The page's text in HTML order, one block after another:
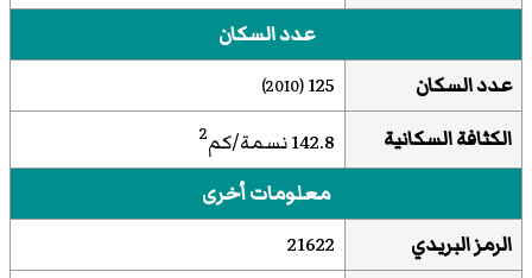
عدد السكان
عدد السكان
125
(2010)
الكثافة السكانية 142.8 نسمة/كم 2
معلومات أخرى
الرمز البريدي
21622